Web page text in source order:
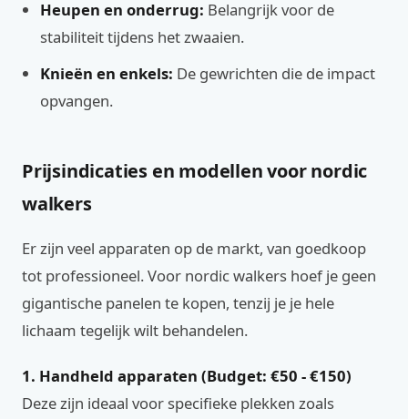
Heupen en onderrug: Belangrijk voor de
stabiliteit tijdens het zwaaien.
Knieën en enkels: De gewrichten die de impact
opvangen.
Prijsindicaties en modellen voor nordic
walkers
Er zijn veel apparaten op de markt, van goedkoop
tot professioneel. Voor nordic walkers hoef je geen
gigantische panelen te kopen, tenzij je je hele
lichaam tegelijk wilt behandelen.
1. Handheld apparaten (Budget: €50 - €150)
Deze zijn ideaal voor specifieke plekken zoals